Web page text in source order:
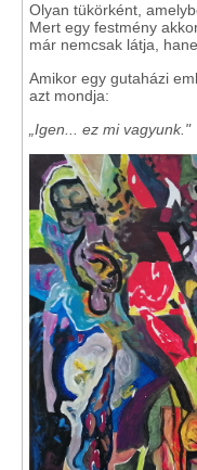
Olyan tükörként,
Mert egy festmény
már nemcsak látja,
Amikor egy gutaházi
azt mondja:
„Igen... ez mi vagyunk."